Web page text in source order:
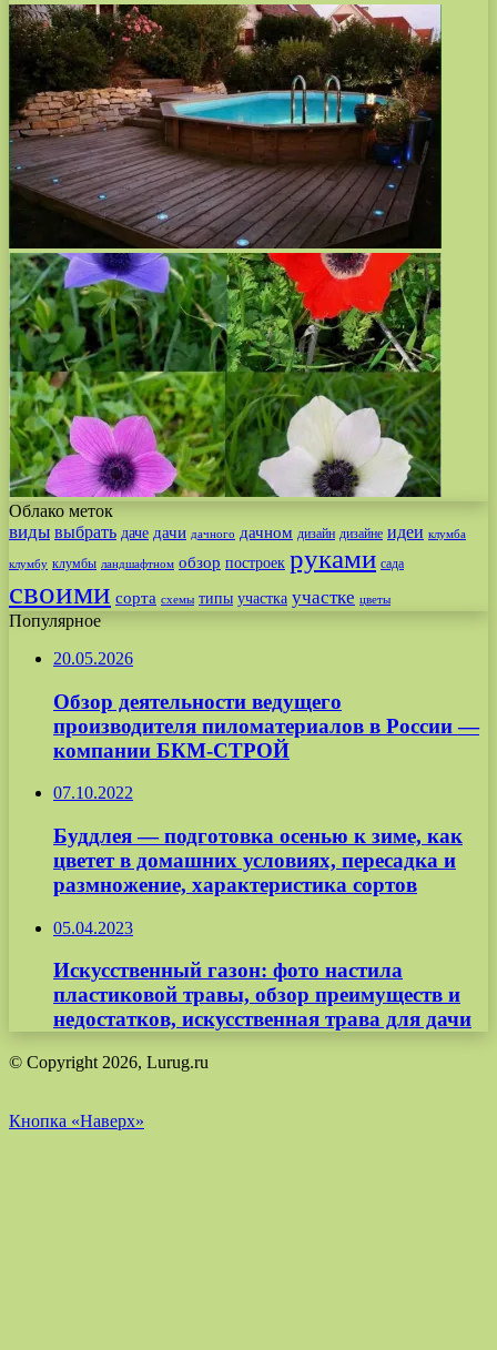
Облако меток
виды выбрать даче дачи дачного дачном дизайн дизайне идеи клумба
клумбу клумбы ландшафтном обзор построек руками сада
своими сорта схемы типы участка участке цветы
Популярное
20.05.2026
Обзор деятельности ведущего
производителя пиломатериалов в России —
компании БКМ-СТРОЙ
07.10.2022
Буддлея — подготовка осенью к зиме, как
цветет в домашних условиях, пересадка и
размножение, характеристика сортов
05.04.2023
Искусственный газон: фото настила
пластиковой травы, обзор преимуществ и
недостатков, искусственная трава для дачи
© Copyright 2026, Lurug.ru
Кнопка «Наверх»